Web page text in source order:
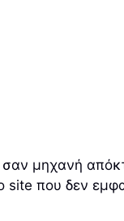
σαν μηχανή
που δεν